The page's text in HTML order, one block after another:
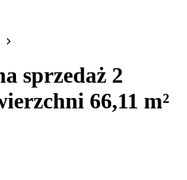
sprzedaż 2
66,11 m²